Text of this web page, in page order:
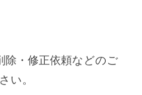
除・修正依頼などのご
い。